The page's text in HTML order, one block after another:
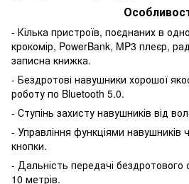
- Кілька пристроїв, поєднаних в
крокомір, PowerBank, MP3 плеєр,
записна книжка.
- Бездротові навушники хорошої
роботу по Bluetooth 5.0.
- Ступінь захисту навушників від
- Управління функціями навушників
кнопки.
- Дальність передачі бездротового
10 метрів.